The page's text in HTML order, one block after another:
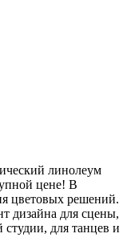
линолеум
цене! В
цветовых решений.
дизайна для сцены,
студии, для танцев и